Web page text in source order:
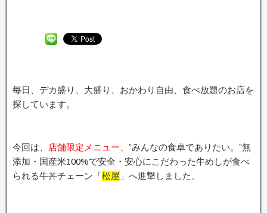
毎日、デカ盛り、大盛り、おかわり自由、食べ放題のお店を
探しています。
今回は、 店舗限定メニュー 、”みんなの食卓でありたい。”無
添加・国産米100%で安全・安心にこだわった牛めしが食べ
られる牛丼チェーン「松屋 」へ進撃しました。